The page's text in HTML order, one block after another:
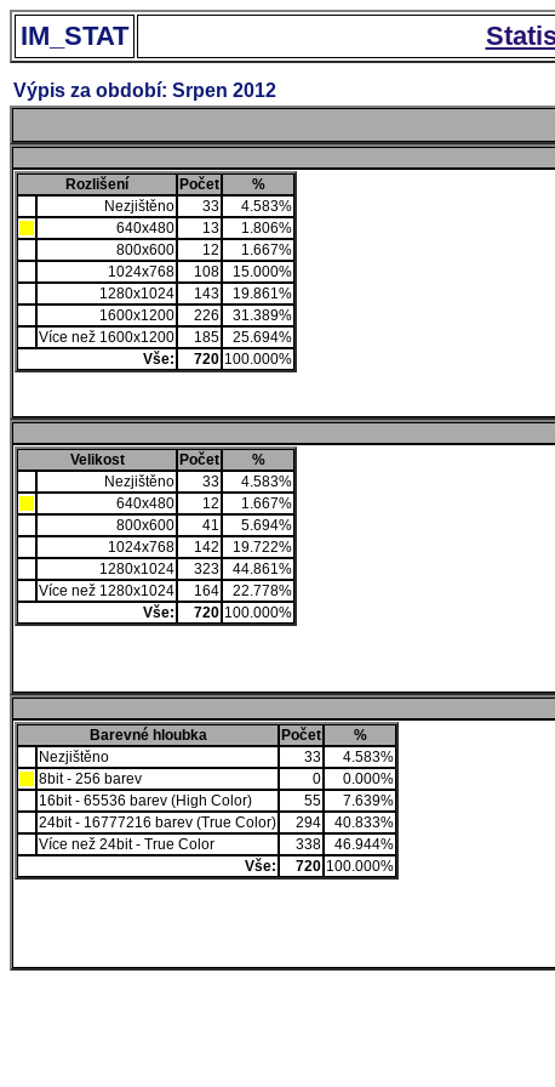
IM_STAT
Výpis za období: Srpen 2012
Rozlišení
Počet
%
Nezjištěno
33
4.583%
640x480
13
1.806%
800x600
12
1.667%
1024x768
108
15.000%
1280x1024
143
19.861%
1600x1200
226
31.389%
Více než 1600x1200
185
25.694%
Vše:
720 100.000%
Velikost
Počet
%
Nezjištěno
33
4.583%
640x480
12
1.667%
800x600
41
5.694%
1024x768
142
19.722%
1280x1024
323
44.861%
Více než 1280x1024
164
22.778%
Vše:
720 100.000%
Barevné hloubka
Počet
%
Nezjištěno
33
4.583%
8bit - 256 barev
0
0.000%
16bit - 65536 barev (High Color)
55
7.639%
24bit - 16777216 barev (True Color)
294
40.833%
Více než 24bit - True Color
338
46.944%
Vše:
720 100.000%